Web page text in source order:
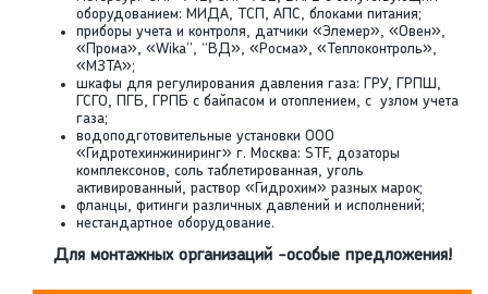
оборудованием: МИДА, ТСП, АПС, блоками питания;
приборы учета и контроля, датчики «Элемер», «Овен»,
«Прома», «Wika”, “ВД», «Росма», «Теплоконтроль»,
«МЗТА»;
шкафы для регулирования давления газа: ГРУ, ГРПШ,
ГСГО, ПГБ, ГРПБ с байпасом и отоплением, с узлом учета
газа;
водоподготовительные установки ООО
«Гидротехинжиниринг» г. Москва: STF, дозаторы
комплексонов, соль таблетированная, уголь
активированный, раствор «Гидрохим» разных марок;
фланцы, фитинги различных давлений и исполнений;
нестандартное оборудование.
Для монтажных организаций -особые предложения!